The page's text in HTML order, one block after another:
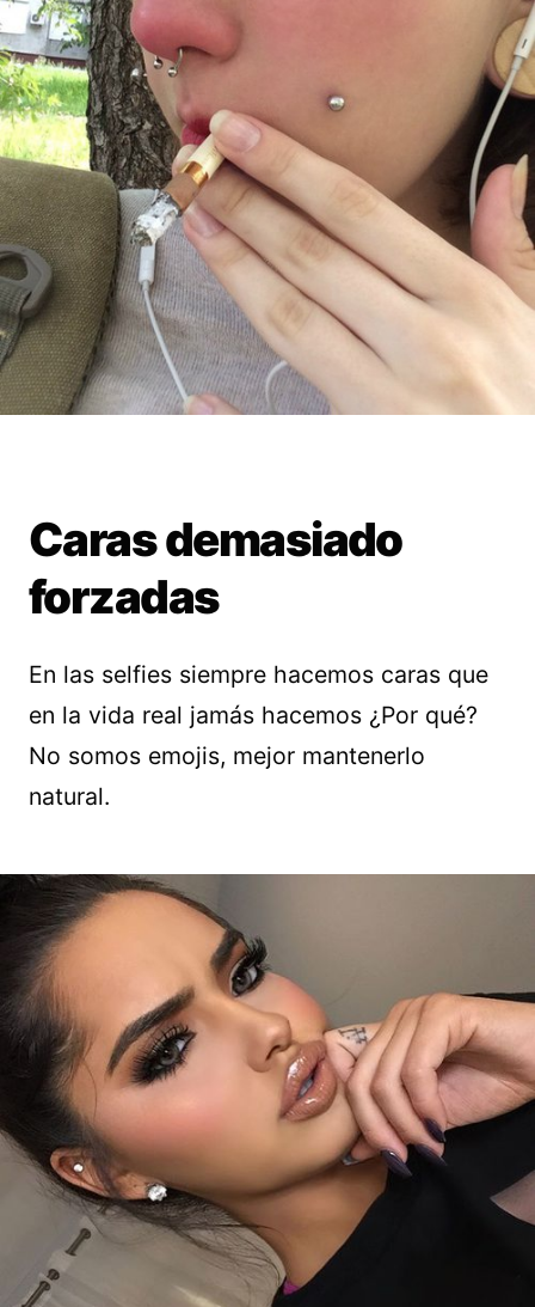
Caras demasiado
forzadas
En las selfies siempre hacemos caras que
en la vida real jamás hacemos ¿Por qué?
No somos emojis, mejor mantenerlo
natural.